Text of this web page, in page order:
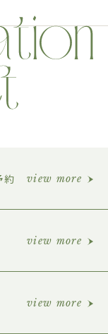
約 view more
view more
view more